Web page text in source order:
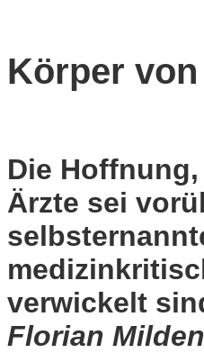
Körper
Die
Ärzte sei
verwickelt
Florian